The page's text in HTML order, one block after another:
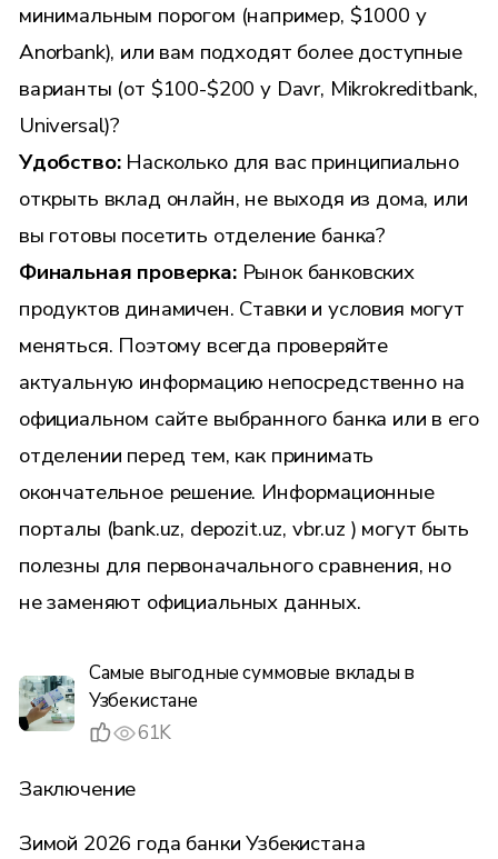
минимальным порогом (например, $1000 у
Anorbank), или вам подходят более доступные
варианты (от $100-$200 у Davr, Mikrokreditbank,
Universal)?
Удобство:Насколько для вас принципиально
открыть вклад онлайн, не выходя из дома, или
вы готовы посетить отделение банка?
Финальная проверка: Рынок банковских
продуктов динамичен. Ставки и условия могут
меняться. Поэтому всегда проверяйте
актуальную информацию непосредственно на
официальном сайте выбранного банка или в его
отделении перед тем, как принимать
окончательное решение. Информационные
порталы (bank.uz, depozit.uz, vbr.uz ) могут быть
полезны для первоначального сравнения, но
не заменяют официальных данных.
Самые выгодные суммовые вклады в
Узбекистане
61K
Заключение
Зимой 2026 года банки Узбекистана